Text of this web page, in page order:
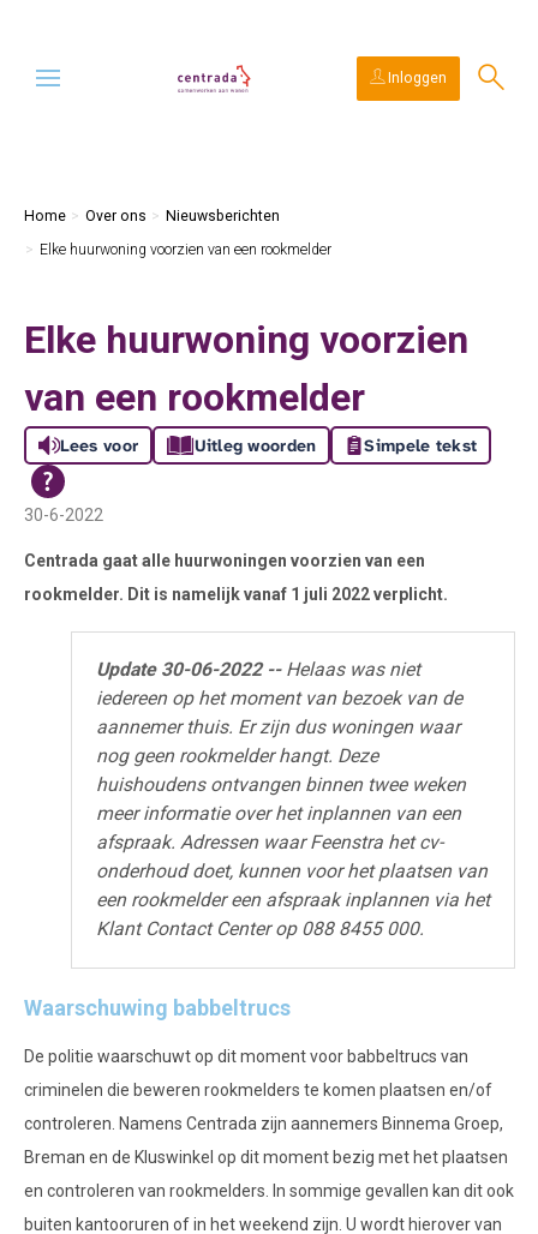
Naar de homepage
Ga naar Hoofd Inloggen
Home Over ons
Nieuwsberichten
Elke huurwoning voorzien van een rookmelder
Elke huurwoning voorzien
van een rookmelder
Lees voor Uitleg woorden Simpele tekst
30-6-2022
Centrada gaat alle huurwoningen voorzien van een
rookmelder. Dit is namelijk vanaf 1 juli 2022 verplicht.
Update 30-06-2022 -- Helaas was niet
iedereen op het moment van bezoek van de
aannemer thuis. Er zijn dus woningen waar
nog geen rookmelder hangt. Deze
huishoudens ontvangen binnen twee weken
meer informatie over het inplannen van een
afspraak. Adressen waar Feenstra het cv-
onderhoud doet, kunnen voor het plaatsen van
een rookmelder een afspraak inplannen via het
Klant Contact Center op 088 8455 000.
Waarschuwing babbeltrucs
De politie waarschuwt op dit moment voor babbeltrucs van
criminelen die beweren rookmelders te komen plaatsen en/of
controleren. Namens Centrada zijn aannemers Binnema Groep,
Breman en de Kluswinkel op dit moment bezig met het plaatsen
en controleren van rookmelders. In sommige gevallen kan dit ook
buiten kantooruren of in het weekend zijn. U wordt hierover van